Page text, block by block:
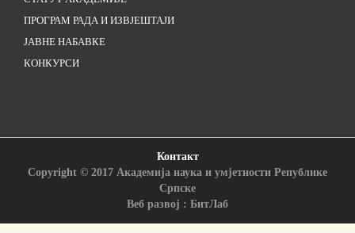
ПРОГРАМ РАДА И ИЗВЈЕШТАЈИ
ЈАВНЕ НАБАВКЕ
КОНКУРСИ
Контакт
Copyright © 2017 Академија наука и умјетности Републике
Српске
Веб развој : БитЛаб